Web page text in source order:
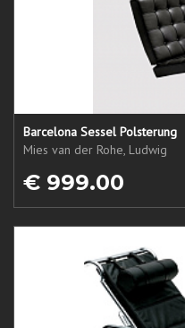
Barcelona Sessel Polsterung
Mies van der Rohe, Ludwig
€ 999.00